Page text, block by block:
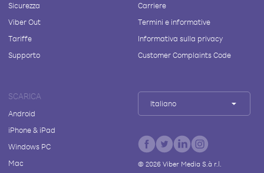
Sicurezza
Viber Out
Tariffe
Supporto
Carriere
Termini e informative
Informativa sulla privacy
Customer Complaints Code
SCARICA
Android
iPhone & iPad
Windows PC
Mac
Italiano
© 2026Viber Media S.à r.l.